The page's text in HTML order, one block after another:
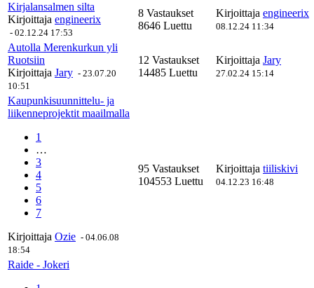
Kirjalansalmen silta
Kirjoittaja engineerix
- 02.12.24 17:53
8 Vastaukset
8646 Luettu
Kirjoittaja engineerix
08.12.24 11:34
Autolla Merenkurkun yli
Ruotsiin
Kirjoittaja Jary - 23.07.20
10:51
12 Vastaukset
14485 Luettu
Kirjoittaja Jary
27.02.24 15:14
Kaupunkisuunnittelu- ja
liikenneprojektit maailmalla
1
…
3
4
5
6
7
Kirjoittaja Ozie - 04.06.08
18:54
95 Vastaukset
104553 Luettu
Kirjoittaja tiiliskivi
04.12.23 16:48
Raide - Jokeri